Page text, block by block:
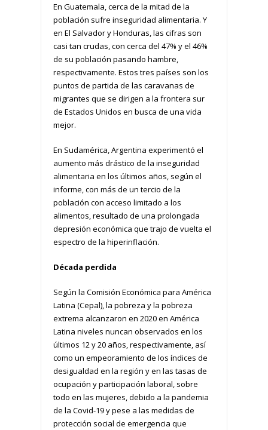
En Guatemala, cerca de la mitad de la
población sufre inseguridad alimentaria. Y
en El Salvador y Honduras, las cifras son
casi tan crudas, con cerca del 47% y el 46%
de su población pasando hambre,
respectivamente. Estos tres países son los
puntos de partida de las caravanas de
migrantes que se dirigen a la frontera sur
de Estados Unidos en busca de una vida
mejor.
En Sudamérica, Argentina experimentó el
aumento más drástico de la inseguridad
alimentaria en los últimos años, según el
informe, con más de un tercio de la
población con acceso limitado a los
alimentos, resultado de una prolongada
depresión económica que trajo de vuelta el
espectro de la hiperinflación.
Década perdida
Según la Comisión Económica para América
Latina (Cepal), la pobreza y la pobreza
extrema alcanzaron en 2020 en América
Latina niveles nuncan observados en los
últimos 12 y 20 años, respectivamente, así
como un empeoramiento de los índices de
desigualdad en la región y en las tasas de
ocupación y participación laboral, sobre
todo en las mujeres, debido a la pandemia
de la Covid-19 y pese a las medidas de
protección social de emergencia que